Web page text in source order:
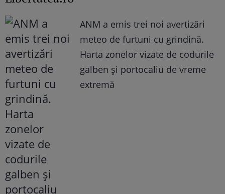
ANM a emis trei noi avertizări
meteo de furtuni cu grindină.
Harta zonelor vizate de codurile
galben și portocaliu de vreme
extremă